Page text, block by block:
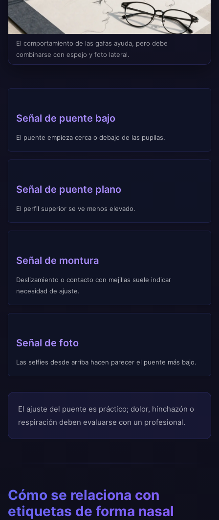
El comportamiento de las gafas ayuda, pero debe
combinarse con espejo y foto lateral.
Señal de puente bajo
El puente empieza cerca o debajo de las pupilas.
Señal de puente plano
El perfil superior se ve menos elevado.
Señal de montura
Deslizamiento o contacto con mejillas suele indicar
necesidad de ajuste.
Señal de foto
Las selfies desde arriba hacen parecer el puente más bajo.
El ajuste del puente es práctico; dolor, hinchazón o
respiración deben evaluarse con un profesional.
Cómo se relaciona con
etiquetas de forma nasal